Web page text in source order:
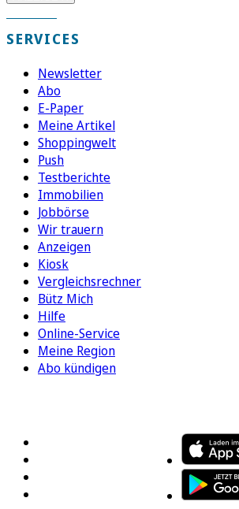
SERVICES
Newsletter
Abo
E-Paper
Meine Artikel
Shoppingwelt
Push
Testberichte
Immobilien
Jobbörse
Wir trauern
Anzeigen
Kiosk
Vergleichsrechner
Bütz Mich
Hilfe
Online-Service
Meine Region
Abo kündigen